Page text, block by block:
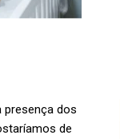
presença dos
de